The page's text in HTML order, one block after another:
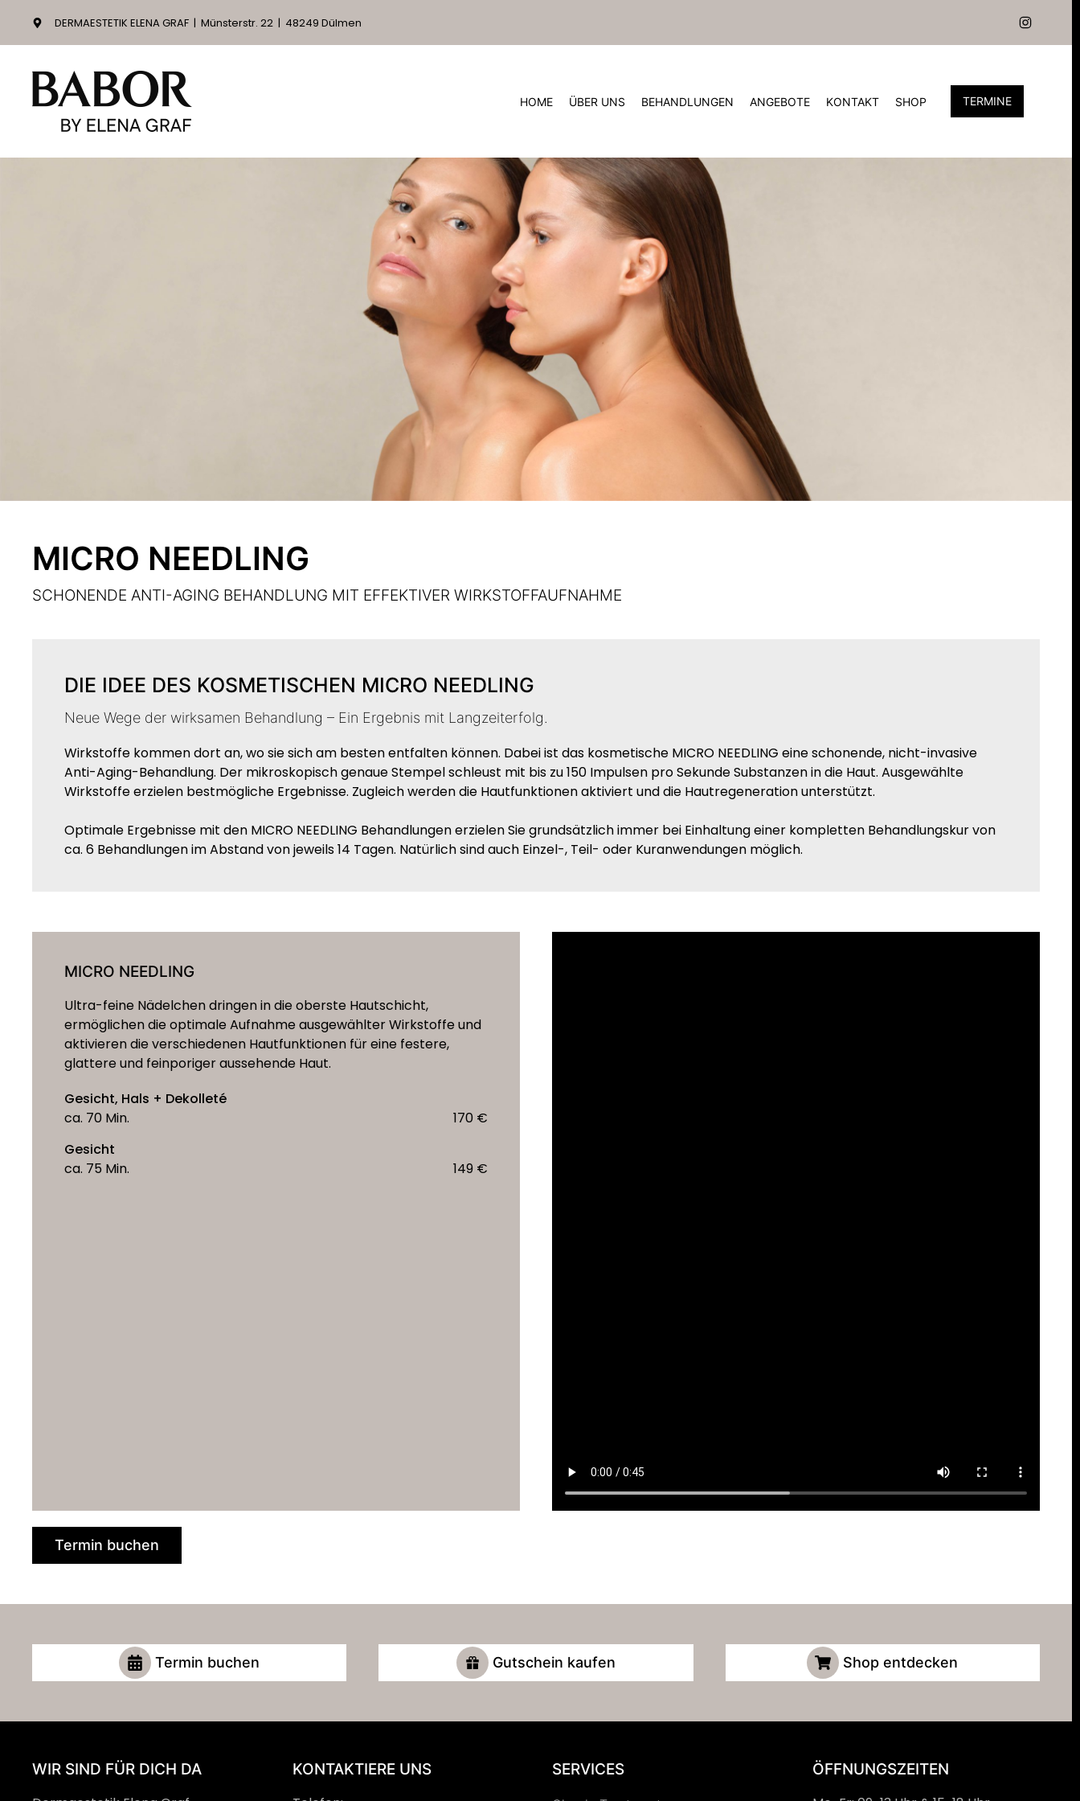
DERMAESTETIK ELENA GRAF | Münsterstr. 22 | 48249 Dülmen
HOME ÜBER UNS BEHANDLUNGEN ANGEBOTE KONTAKT SHOP TERMINE
MICRO NEEDLING
SCHONENDE ANTI-AGING BEHANDLUNG MIT EFFEKTIVER WIRKSTOFFAUFNAHME
DIE IDEE DES KOSMETISCHEN MICRO NEEDLING
Neue Wege der wirksamen Behandlung – Ein Ergebnis mit Langzeiterfolg.
Wirkstoffe kommen dort an, wo sie sich am besten entfalten können. Dabei ist das kosmetische MICRO NEEDLING eine schonende, nicht-invasive
Anti-Aging-Behandlung. Der mikroskopisch genaue Stempel schleust mit bis zu 150 Impulsen pro Sekunde Substanzen in die Haut. Ausgewählte
Wirkstoffe erzielen bestmögliche Ergebnisse. Zugleich werden die Hautfunktionen aktiviert und die Hautregeneration unterstützt.
Optimale Ergebnisse mit den MICRO NEEDLING Behandlungen erzielen Sie grundsätzlich immer bei Einhaltung einer kompletten Behandlungskur von
ca. 6 Behandlungen im Abstand von jeweils 14 Tagen. Natürlich sind auch Einzel-, Teil- oder Kuranwendungen möglich.
MICRO NEEDLING
Ultra-feine Nädelchen dringen in die oberste Hautschicht,
ermöglichen die optimale Aufnahme ausgewählter Wirkstoffe und
aktivieren die verschiedenen Hautfunktionen für eine festere,
glattere und feinporiger aussehende Haut.
Gesicht, Hals + Dekolleté
ca. 70 Min.
170 €
Gesicht
ca. 75 Min.
149 €
Termin buchen
Termin buchen Gutschein kaufen Shop entdecken
WIR SIND FÜR DICH DA
KONTAKTIERE UNS
SERVICES
ÖFFNUNGSZEITEN